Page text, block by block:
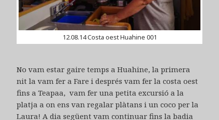
12.08.14 Costa oest Huahine 001
No vam estar gaire temps a Huahine, la primera
nit la vam fer a Fare i després vam fer la costa oest
fins a Teapaa, vam fer una petita excursió a la
platja a on ens van regalar plàtans i un coco per la
Laura! A dia següent vam continuar fins la badia